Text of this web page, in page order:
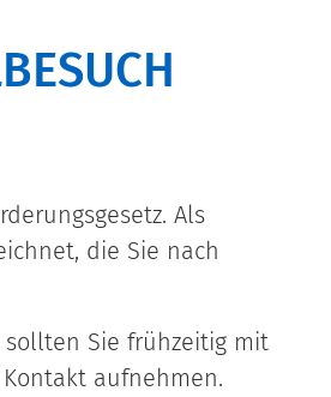
Als
die Sie nach
sollten Sie frühzeitig mit
aufnehmen.